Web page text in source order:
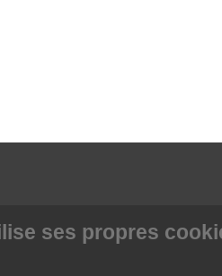
ses propres